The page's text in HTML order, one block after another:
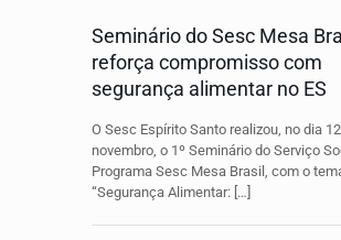
Seminário do Sesc Mesa
reforça compromisso com
segurança alimentar no ES
O Sesc Espírito Santo realizou, no dia
novembro, o 1º Seminário do Serviço
Programa Sesc Mesa Brasil, com o
“Segurança Alimentar: […]